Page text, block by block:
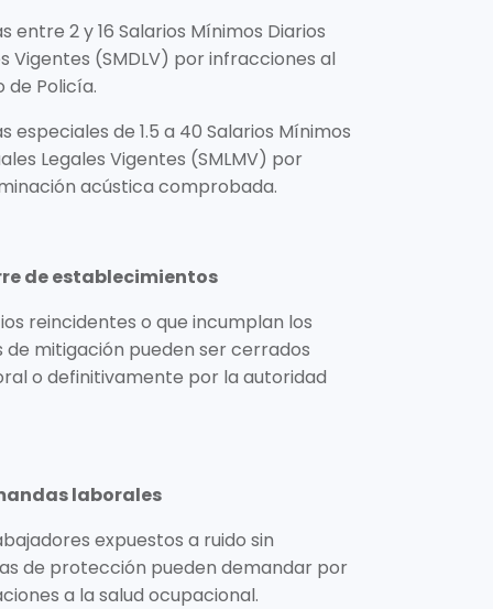
entre 2 y 16 Salarios Mínimos Diarios
Vigentes (SMDLV) por infracciones al
de Policía.
especiales de 1.5 a 40 Salarios Mínimos
Legales Vigentes (SMLMV) por
acústica comprobada.
de establecimientos
reincidentes o que incumplan los
de mitigación pueden ser cerrados
o definitivamente por la autoridad
laborales
expuestos a ruido sin
de protección pueden demandar por
a la salud ocupacional.